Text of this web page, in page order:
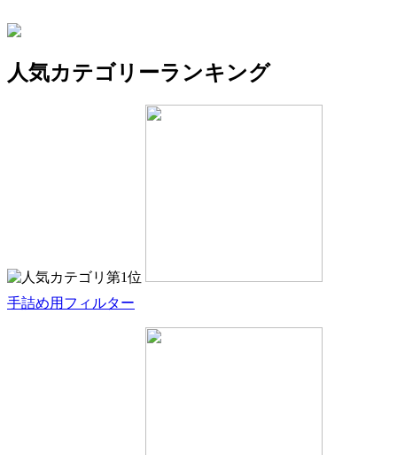
人気カテゴリーランキング
手詰め用フィルター